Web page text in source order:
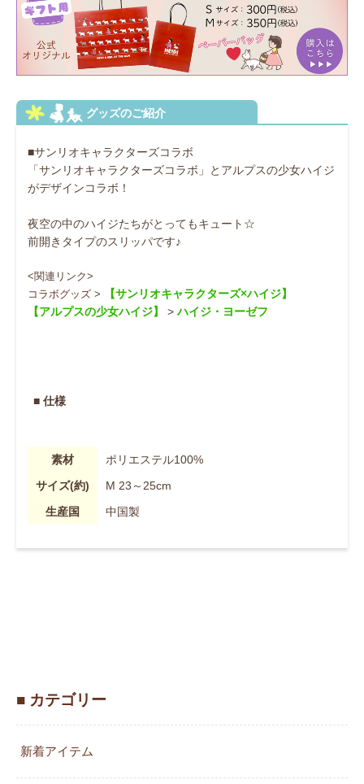
■サンリオキャラクターズコラボ
「サンリオキャラクターズコラボ」とアルプスの少女ハイジ
がデザインコラボ！
夜空の中のハイジたちがとってもキュート☆
前開きタイプのスリッパです♪
<関連リンク>
コラボグッズ >
【サンリオキャラクターズ×ハイジ】
【アルプスの少女ハイジ】
>ハイジ ・ ヨーゼフ
■ 仕様
素材
ポリエステル100%
サイズ(約)
M 23～25cm
生産国
中国製
■ カテゴリー
新着アイテム